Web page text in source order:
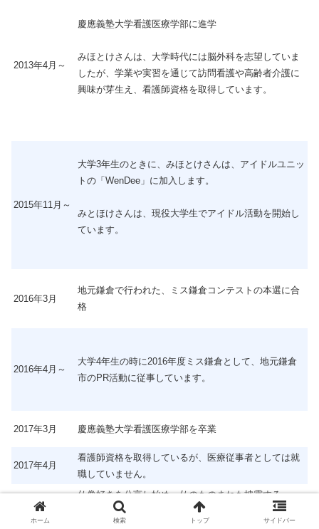
2013年4月～
慶應義塾大学看護医療学部に進学
みほとけさんは、大学時代には脳外科を志望していま
したが、学業や実習を通じて訪問看護や高齢者介護に
興味が芽生え、看護師資格を取得しています。
2015年11月～
大学3年生のときに、みほとけさんは、アイドルユニッ
トの「WenDee」に加入します。
みとほけさんは、現役大学生でアイドル活動を開始し
ています。
2016年3月
地元鎌倉で行われた、ミス鎌倉コンテストの本選に合
格
2016年4月～
大学4年生の時に2016年度ミス鎌倉として、地元鎌倉
市のPR活動に従事しています。
2017年3月 慶應義塾大学看護医療学部を卒業
2017年4月
看護師資格を取得しているが、医療従事者としては就
職していません。
仏像好きを公言し始め、仏のものまねも披露する
ホーム 検索 トップ サイドバー